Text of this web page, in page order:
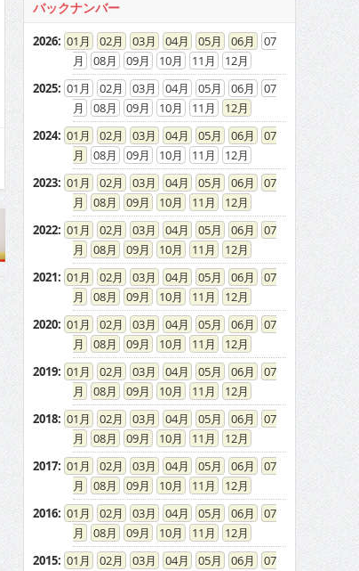
バックナンバー
2026: 01 02 03 04 05 06
07
08
09 10 11
12
2025: 01 02 03 04 05 06
07
08
09 10 11
12
2024: 01 02 03 04 05 06
07
08
09 10 11
12
2023: 01 02 03 04 05 06
07
08
09 10 11
12
2022: 01 02 03 04 05 06
07
08
09 10 11
12
2021: 01 02 03 04 05 06
07
08
09 10 11
12
2020: 01 02 03 04 05 06
07
08
09 10 11
12
2019: 01 02 03 04 05 06
07
08
09 10 11
12
2018: 01 02 03 04 05 06
07
08
09 10 11
12
2017: 01 02 03 04 05 06
07
08
09 10 11
12
2016: 01 02 03 04 05 06
07
08
09 10 11
12
2015: 01 02 03 04 05 06
07